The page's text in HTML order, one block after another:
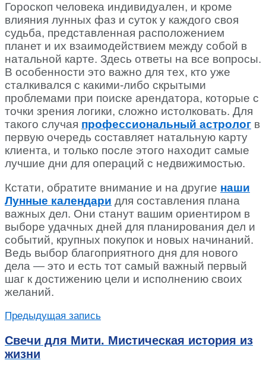
Гороскоп человека индивидуален, и кроме
влияния лунных фаз и суток у каждого своя
судьба, представленная расположением
планет и их взаимодействием между собой в
натальной карте. Здесь ответы на все вопросы.
В особенности это важно для тех, кто уже
сталкивался с какими-либо скрытыми
проблемами при поиске арендатора, которые с
точки зрения логики, сложно истолковать. Для
такого случая профессиональный астролог в
первую очередь составляет натальную карту
клиента, и только после этого находит самые
лучшие дни для операций с недвижимостью.
Кстати, обратите внимание и на другие наши
Лунные календари для составления плана
важных дел. Они станут вашим ориентиром в
выборе удачных дней для планирования дел и
событий, крупных покупок и новых начинаний.
Ведь выбор благоприятного дня для нового
дела — это и есть тот самый важный первый
шаг к достижению цели и исполнению своих
желаний.
Предыдущая запись
Свечи для Мити. Мистическая история из
жизни